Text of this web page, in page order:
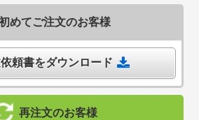
めてご注文のお客様
頼書をダウンロード
再注文のお客様